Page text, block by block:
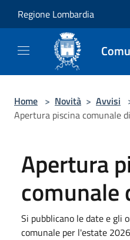
Regione Lombardia
Home > Novità > Avvisi
Apertura piscina comunale
Apertura
comunale
Si pubblicano le date e gli
comunale per l'estate 2026